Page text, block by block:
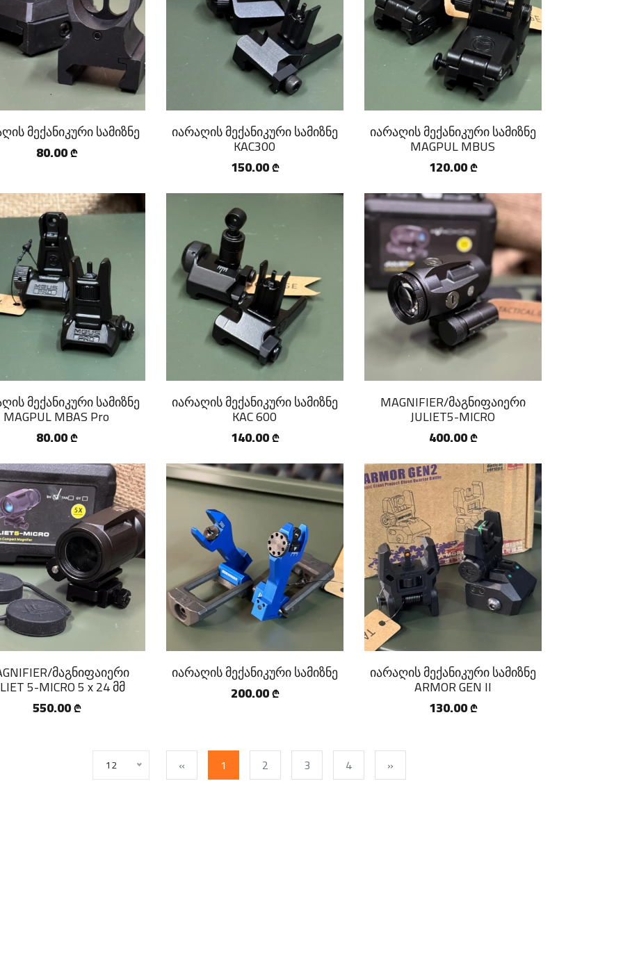
მექანიკური სამიზნე
80.00 ₾
იარაღის მექანიკური სამიზნე
KAC300
150.00 ₾
იარაღის მექანიკური სამიზნე
MAGPUL MBUS
120.00 ₾
მექანიკური სამიზნე
MAGPUL MBAS Pro
80.00 ₾
იარაღის მექანიკური სამიზნე
KAC 600
140.00 ₾
MAGNIFIER/მაგნიფაიერი
JULIET5-MICRO
400.00 ₾
მაგნიფაიერი
5-MICRO 5 x 24 მმ
550.00 ₾
იარაღის მექანიკური სამიზნე
200.00 ₾
იარაღის მექანიკური სამიზნე
ARMOR GEN II
130.00 ₾
12 « 1 2 3 4 »